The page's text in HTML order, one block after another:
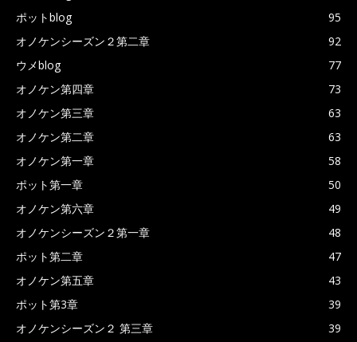
ポットblog
95
オノケンシーズン２第二章
92
ウメblog
77
オノケン第四章
73
オノケン第三章
63
オノケン第二章
63
オノケン第一章
58
ポット第一章
50
オノケン第六章
49
オノケンシーズン２第一章
48
ポット第二章
47
オノケン第五章
43
ポット第3章
39
オノケンシーズン２ 第三章
39